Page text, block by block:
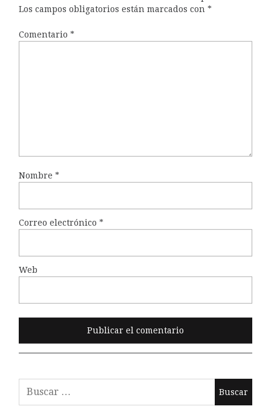
Los campos obligatorios están marcados con *
Comentario *
Nombre *
Correo electrónico *
Web